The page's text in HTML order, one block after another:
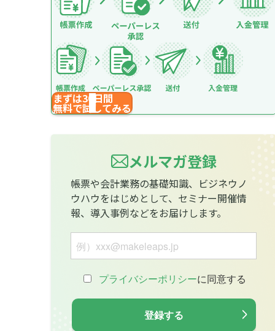
まずは30日間
無料で試してみる
メルマガ登録
帳票や会計業務の基礎知識、ビジネウノ
ウハウをはじめとして、セミナー開催情
報、導入事例などをお届けします。